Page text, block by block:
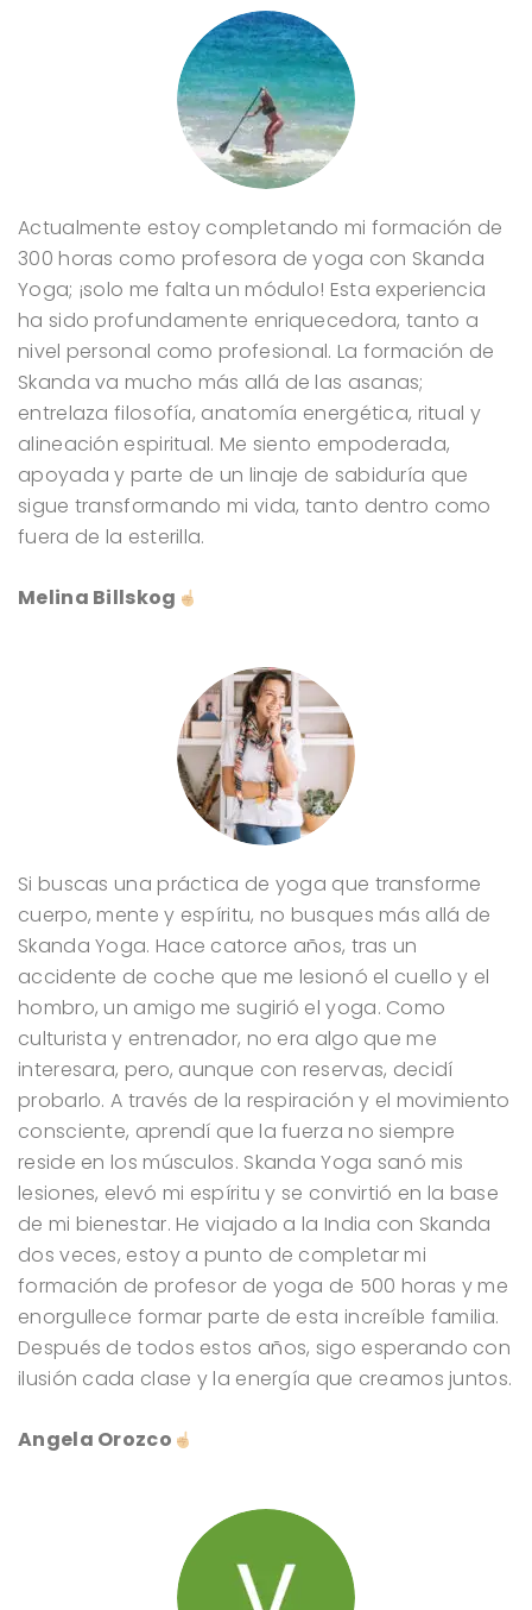
Actualmente estoy completando mi formación de
300 horas como profesora de yoga con Skanda
Yoga; ¡solo me falta un módulo! Esta experiencia
ha sido profundamente enriquecedora, tanto a
nivel personal como profesional. La formación de
Skanda va mucho más allá de las asanas;
entrelaza filosofía, anatomía energética, ritual y
alineación espiritual. Me siento empoderada,
apoyada y parte de un linaje de sabiduría que
sigue transformando mi vida, tanto dentro como
fuera de la esterilla.
Melina Billskog
Si buscas una práctica de yoga que transforme
cuerpo, mente y espíritu, no busques más allá de
Skanda Yoga. Hace catorce años, tras un
accidente de coche que me lesionó el cuello y el
hombro, un amigo me sugirió el yoga. Como
culturista y entrenador, no era algo que me
interesara, pero, aunque con reservas, decidí
probarlo. A través de la respiración y el movimiento
consciente, aprendí que la fuerza no siempre
reside en los músculos. Skanda Yoga sanó mis
lesiones, elevó mi espíritu y se convirtió en la base
de mi bienestar. He viajado a la India con Skanda
dos veces, estoy a punto de completar mi
formación de profesor de yoga de 500 horas y me
enorgullece formar parte de esta increíble familia.
Después de todos estos años, sigo esperando con
ilusión cada clase y la energía que creamos juntos.
Angela Orozco